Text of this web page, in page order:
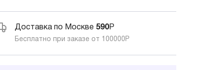
Доставка по Москве 590Р
Бесплатно при заказе от 100000 Р